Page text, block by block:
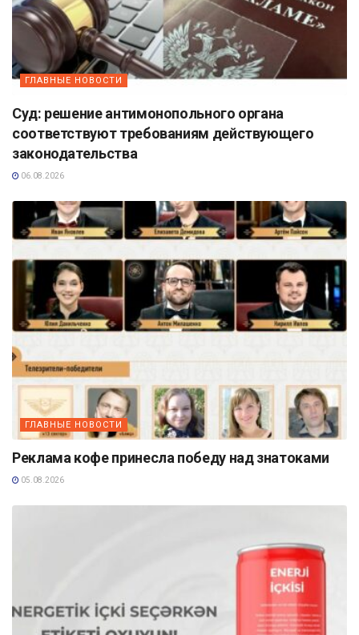
ГЛАВНЫЕ НОВОСТИ
Суд: решение антимонопольного органа
соответствуют требованиям действующего
законодательства
06.08.2026
ГЛАВНЫЕ НОВОСТИ
Реклама кофе принесла победу над знатоками
05.08.2026